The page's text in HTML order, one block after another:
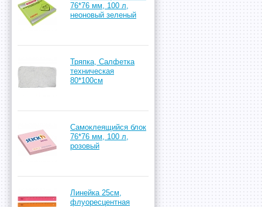
76*76 мм, 100 л,
неоновый зеленый
Тряпка, Салфетка
техническая
80*100см
Самоклеящийся блок
76*76 мм, 100 л,
розовый
Линейка 25см,
флуоресцентная